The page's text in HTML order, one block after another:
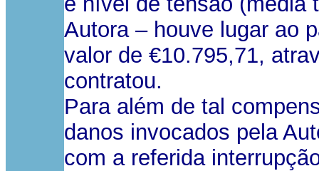
Autora – houve lugar ao
valor de €10.795,71,
contratou.
Para além de tal
danos invocados pela
com a referida